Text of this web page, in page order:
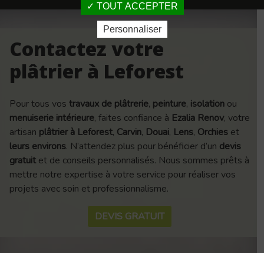
Contactez votre
plâtrier à Leforest
Pour tous vos travaux de plâtrerie, peinture, isolation ou
menuiserie intérieure, faites confiance à Ezalia Renov, votre
artisan plâtrier à Leforest, Carvin, Douai, Lens, Orchies et
leurs environs. N’attendez plus pour bénéficier d’un devis
gratuit et de conseils personnalisés. Nous sommes prêts à
mettre notre expertise à votre service pour réaliser vos
projets avec soin et professionnalisme.
DEVIS GRATUIT
TOUT ACCEPTER
Personnaliser